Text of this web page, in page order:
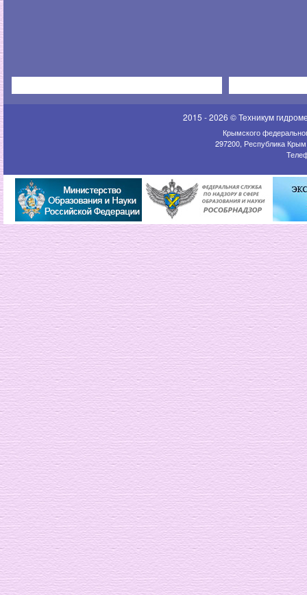
2015 - 2026 © Техникум
Крымского
297200, Республика